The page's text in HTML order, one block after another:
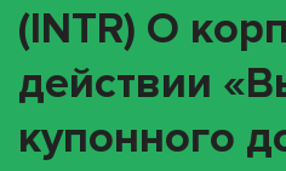
(INTR) О
действии
купонного